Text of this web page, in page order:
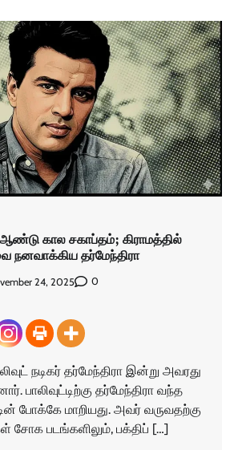
கால சகாப்தம்; கிராமத்தில்
நனவாக்கிய தர்மேந்திரா
24, 2025 0
நடிகர் தர்மேந்திரா இன்று அவரது
பாலிவுட்டிற்கு தர்மேந்திரா வந்த
போக்கே மாறியது. அவர் வருவதற்கு
சோக படங்களிலும், பக்திப் […]